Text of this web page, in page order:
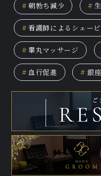
# 朝勃ち減少 #
# 看護師によるシェー
# 睾丸マッサージ
# 血行促進 # 銀座